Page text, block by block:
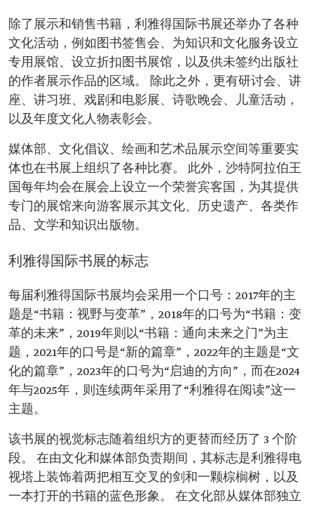
除了展示和销售书籍，利雅得国际书展还举办了各种
文化活动，例如图书签售会、为知识和文化服务设立
专用展馆、设立折扣图书展馆，以及供未签约出版社
的作者展示作品的区域。 除此之外，更有研讨会、讲
座、讲习班、戏剧和电影展、诗歌晚会、儿童活动，
以及年度文化人物表彰会。
媒体部、文化倡议、绘画和艺术品展示空间等重要实
体也在书展上组织了各种比赛。 此外，沙特阿拉伯王
国每年均会在展会上设立一个荣誉宾客国，为其提供
专门的展馆来向游客展示其文化、历史遗产、各类作
品、文学和知识出版物。
利雅得国际书展的标志
每届利雅得国际书展均会采用一个口号：2017年的主
题是“书籍：视野与变革”，2018年的口号为“书籍：变
革的未来”，2019年则以“书籍：通向未来之门”为主
题，2021年的口号是“新的篇章”，2022年的主题是“文
化的篇章”，2023年的口号为“启迪的方向”，而在2024
年与2025年，则连续两年采用了“利雅得在阅读”这一
主题。
该书展的视觉标志随着组织方的更替而经历了 3 个阶
段。 在由文化和媒体部负责期间，其标志是利雅得电
视塔上装饰着两把相互交叉的剑和一颗棕榈树，以及
一本打开的书籍的蓝色形象。 在文化部从媒体部独立